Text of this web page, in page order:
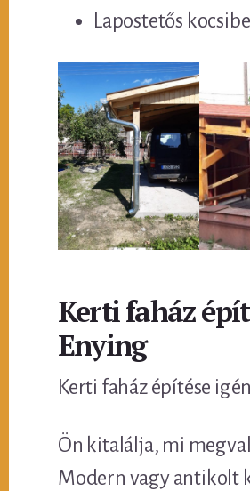
Lapostetős
Kerti faház
Enying
Kerti faház építése
Ön kitalálja, mi
Modern vagy antikolt